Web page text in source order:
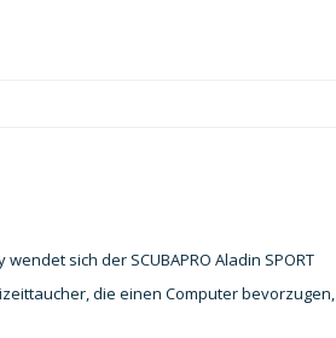
sich der SCUBAPRO Aladin SPORT
die einen Computer bevorzugen,